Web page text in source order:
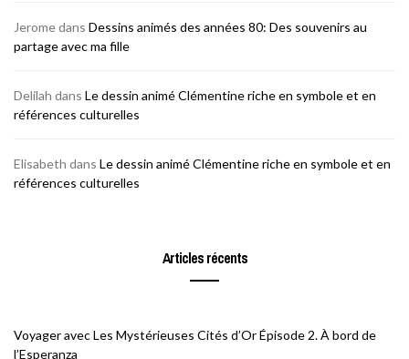
Jeromedans Dessins animés des années 80: Des souvenirs au
partage avec ma fille
Delilah dans Le dessin animé Clémentine riche en symbole et en
références culturelles
Elisabeth dans Le dessin animé Clémentine riche en symbole et en
références culturelles
Articles récents
Voyager avec Les Mystérieuses Cités d’Or Épisode 2. À bord de
l’Esperanza